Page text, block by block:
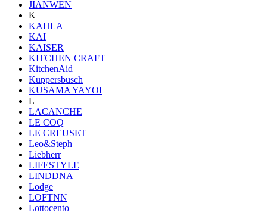
JIANWEN
K
KAHLA
KAI
KAISER
KITCHEN CRAFT
KitchenAid
Kuppersbusch
KUSAMA YAYOI
L
LACANCHE
LE COQ
LE CREUSET
Leo&Steph
Liebherr
LIFESTYLE
LINDDNA
Lodge
LOFTNN
Lottocento